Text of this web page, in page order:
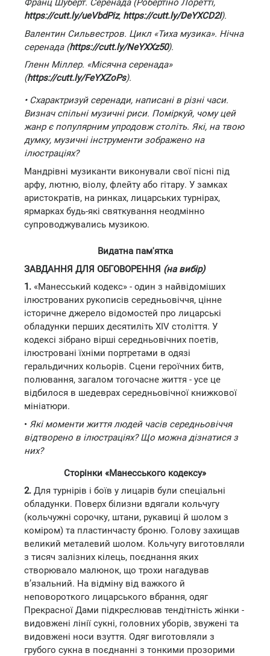
Франц Шуберт. Серенада (Робертіно Лоретті,
https://cutt.ly/ueVbdPiz, https://cutt.ly/DeYXCD2I).
Валентин Сильвестров. Цикл «Тиха музика». Нічна
серенада (https://cutt.ly/NeYXXz50).
Гленн Міллер. «Місячна серенада»
(https://cutt.ly/FeYXZoPs).
• Схарактризуй серенади, написані в різні часи.
Визнач спільні музичні риси. Поміркуй, чому цей
жанр є популярним упродовж століть. Які, на твою
думку, музичні інструменти зображено на
ілюстраціях?
Мандрівні музиканти виконували свої пісні під
арфу, лютню, віолу, флейту або гітару. У замках
аристократів, на ринках, лицарських турнірах,
ярмарках будь-які святкування неодмінно
супроводжувались музикою.
Видатна пам'ятка
ЗАВДАННЯ ДЛЯ ОБГОВОРЕННЯ (на вибір)
1. «Манесський кодекс» - один з найвідоміших
ілюстрованих рукописів середньовіччя, цінне
історичне джерело відомостей про лицарські
обладунки перших десятиліть XIV століття. У
кодексі зібрано вірші середньовічних поетів,
ілюстровані їхніми портретами в одязі
геральдичних кольорів. Сцени героїчних битв,
полювання, загалом тогочасне життя - усе це
відбилося в шедеврах середньовічної книжкової
мініатюри.
• Які моменти життя людей часів середньовіччя
відтворено в ілюстраціях? Що можна дізнатися з
них?
Сторінки «Манесського кодексу»
2. Для турнірів і боїв у лицарів були спеціальні
обладунки. Поверх білизни вдягали кольчугу
(кольчужні сорочку, штани, рукавиці й шолом з
коміром) та пластинчасту броню. Голову захищав
великий металевий шолом. Кольчугу виготовляли
з тисяч залізних кілець, поєднання яких
створювало малюнок, що трохи нагадував
в’язальний. На відміну від важкого й
неповороткого лицарського вбрання, одяг
Прекрасної Дами підкреслював тендітність жінки -
видовжені лінії сукні, головних уборів, звужені та
видовжені носи взуття. Одяг виготовляли з
грубого сукна в поєднанні з тонкими прозорими